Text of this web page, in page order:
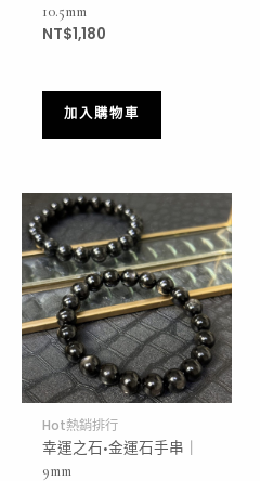
10.5mm
NT$1,180
加入購物車
Hot熱銷排行
幸運之石•金運石手串｜
9mm